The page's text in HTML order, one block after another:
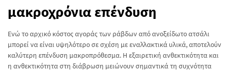
μακροχρόνια επένδυση
Ενώ το αρχικό κόστος αγοράς των ράβδων από ανοξείδωτο ατσάλι
μπορεί να είναι υψηλότερο σε σχέση με εναλλακτικά υλικά, αποτελούν
καλύτερη επένδυση μακροπρόθεσμα. Η εξαιρετική ανθεκτικότητα και
η ανθεκτικότητα στη διάβρωση μειώνουν σημαντικά τη συχνότητα